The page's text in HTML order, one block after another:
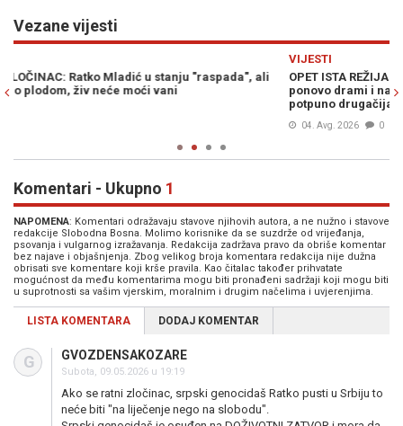
Vezane vijesti
OPET ISTA REŽIJA IZ BEOGRADA: Porodica ratnog zločinca
ponovo drami i najavljuje "Mladićev kraj", ali istina iz Haga je
Komentari - Ukupno 1
NAPOMENA: Komentari odražavaju stavove njihovih autora, a ne nužno i stavove
redakcije Slobodna Bosna. Molimo korisnike da se suzdrže od vrijeđanja,
psovanja i vulgarnog izražavanja. Redakcija zadržava pravo da obriše komentar
bez najave i objašnjenja. Zbog velikog broja komentara redakcija nije dužna
obrisati sve komentare koji krše pravila. Kao čitalac također prihvatate
mogućnost da među komentarima mogu biti pronađeni sadržaji koji mogu biti
u suprotnosti sa vašim vjerskim, moralnim i drugim načelima i uvjerenjima.
LISTA KOMENTARA DODAJ KOMENTAR
G GVOZDENSAKOZARE
Subota, 09.05.2026 u 19:19
Ako se ratni zločinac, srpski genocidaš Ratko pusti u Srbiju to
neće biti "na liječenje nego na slobodu".